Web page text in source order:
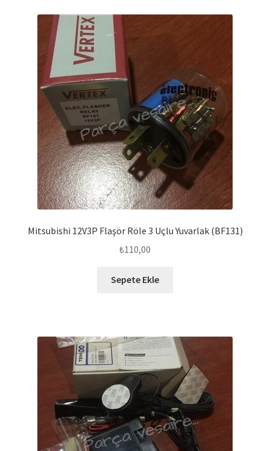
Mitsubishi 12V3P Flaşör Röle 3 Uçlu Yuvarlak (BF131)
₺110,00
Sepete Ekle